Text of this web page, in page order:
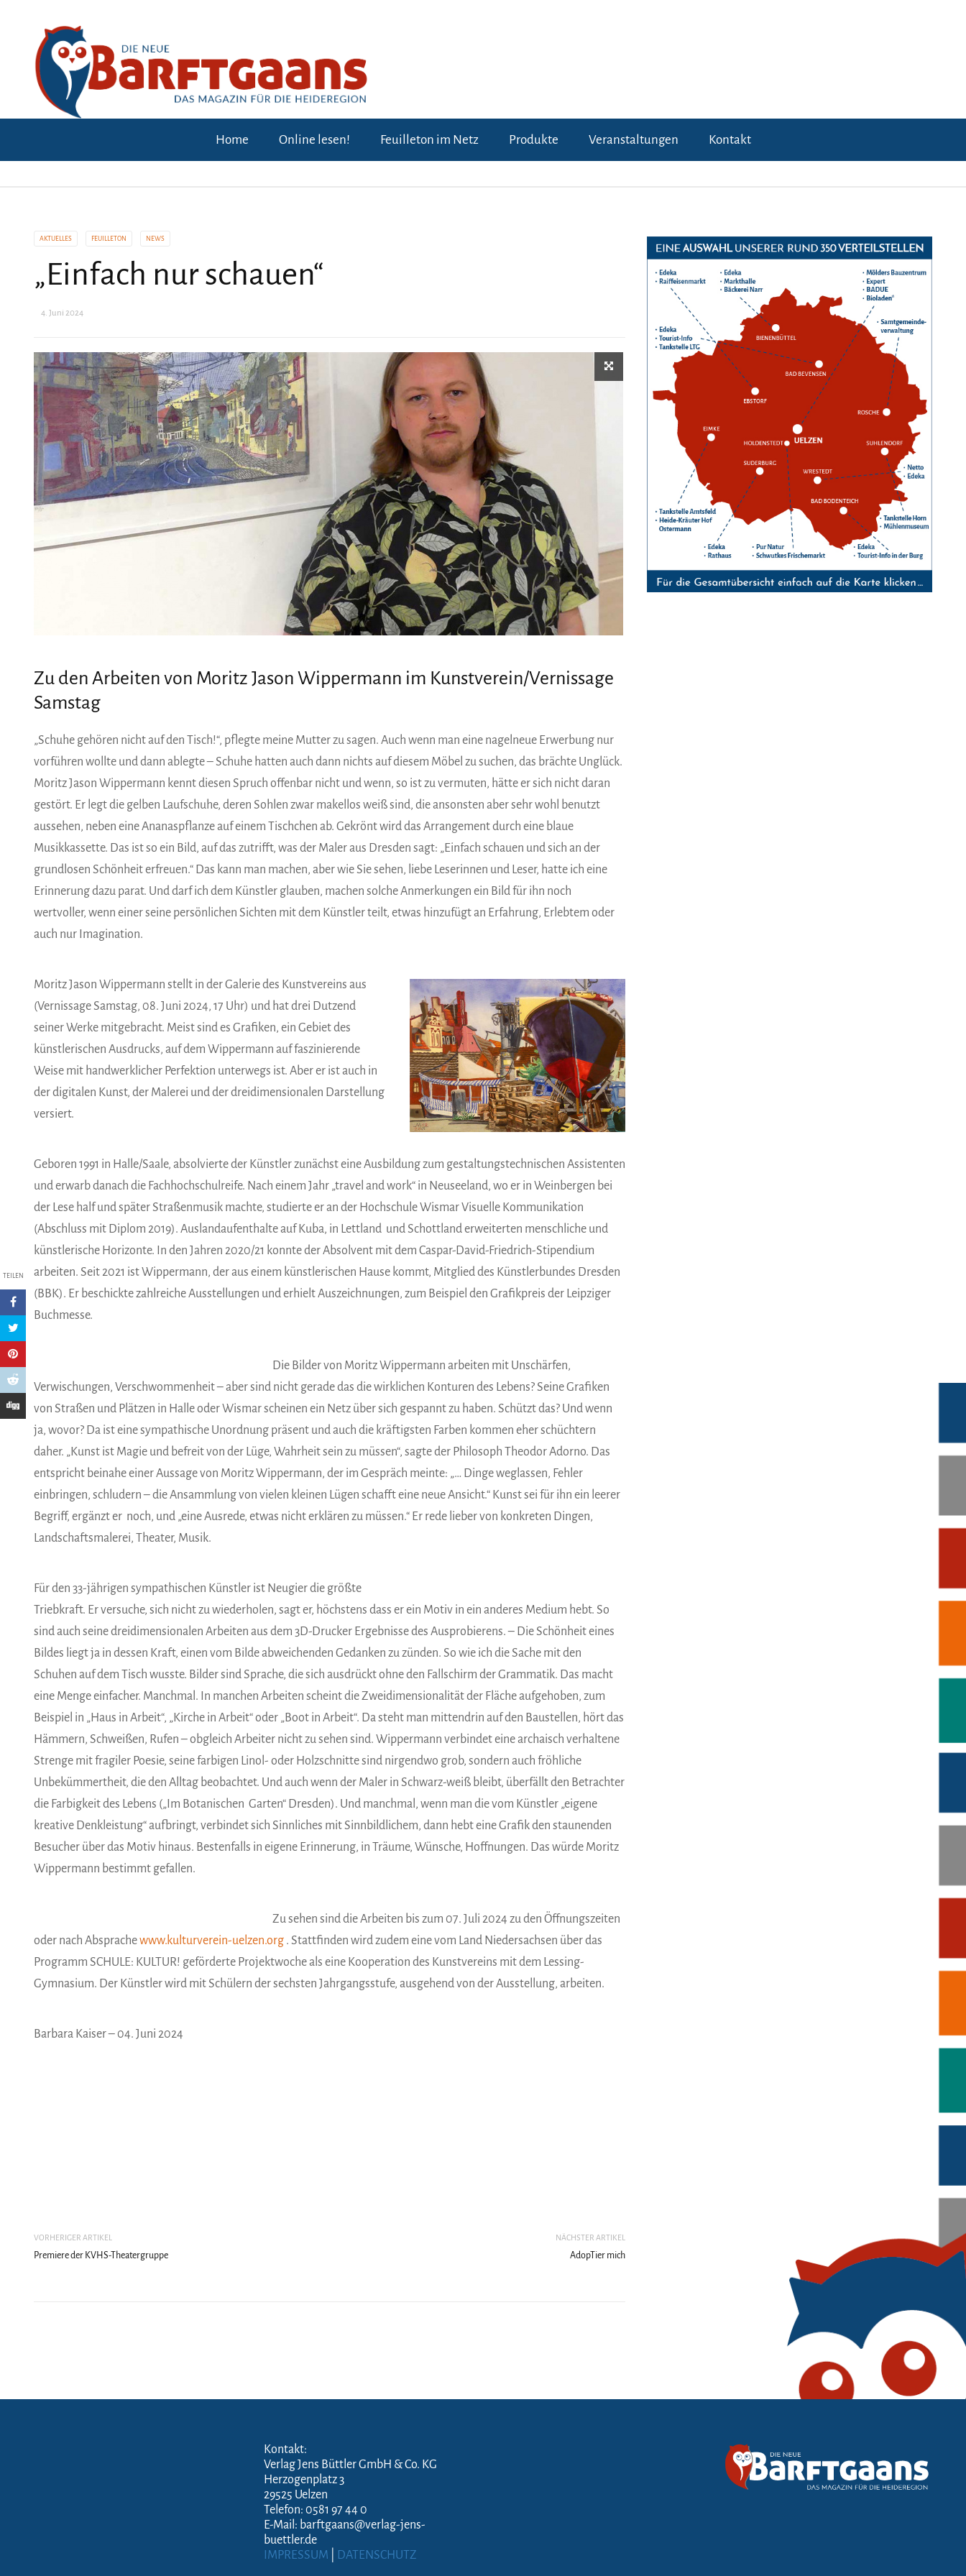
Home Online lesen! Feuilleton im Netz Produkte Veranstaltungen Kontakt
AKTUELLES FEUILLETON NEWS
„Einfach nur schauen“
4. Juni 2024
TEILEN
Zu den Arbeiten von Moritz Jason Wippermann im Kunstverein/Vernissage
Samstag
„Schuhe gehören nicht auf den Tisch!“, pflegte meine Mutter zu sagen. Auch wenn man eine nagelneue Erwerbung nur
vorführen wollte und dann ablegte – Schuhe hatten auch dann nichts auf diesem Möbel zu suchen, das brächte Unglück.
Moritz Jason Wippermann kennt diesen Spruch offenbar nicht und wenn, so ist zu vermuten, hätte er sich nicht daran
gestört. Er legt die gelben Laufschuhe, deren Sohlen zwar makellos weiß sind, die ansonsten aber sehr wohl benutzt
aussehen, neben eine Ananaspflanze auf einem Tischchen ab. Gekrönt wird das Arrangement durch eine blaue
Musikkassette. Das ist so ein Bild, auf das zutrifft, was der Maler aus Dresden sagt: „Einfach schauen und sich an der
grundlosen Schönheit erfreuen.“ Das kann man machen, aber wie Sie sehen, liebe Leserinnen und Leser, hatte ich eine
Erinnerung dazu parat. Und darf ich dem Künstler glauben, machen solche Anmerkungen ein Bild für ihn noch
wertvoller, wenn einer seine persönlichen Sichten mit dem Künstler teilt, etwas hinzufügt an Erfahrung, Erlebtem oder
auch nur Imagination.
Moritz Jason Wippermann stellt in der Galerie des Kunstvereins aus
(Vernissage Samstag, 08. Juni 2024, 17 Uhr) und hat drei Dutzend
seiner Werke mitgebracht. Meist sind es Grafiken, ein Gebiet des
künstlerischen Ausdrucks, auf dem Wippermann auf faszinierende
Weise mit handwerklicher Perfektion unterwegs ist. Aber er ist auch in
der digitalen Kunst, der Malerei und der dreidimensionalen Darstellung
versiert.
Geboren 1991 in Halle/Saale, absolvierte der Künstler zunächst eine Ausbildung zum gestaltungstechnischen Assistenten
und erwarb danach die Fachhochschulreife. Nach einem Jahr „travel and work“ in Neuseeland, wo er in Weinbergen bei
der Lese half und später Straßenmusik machte, studierte er an der Hochschule Wismar Visuelle Kommunikation
(Abschluss mit Diplom 2019). Auslandaufenthalte auf Kuba, in Lettland und Schottland erweiterten menschliche und
künstlerische Horizonte. In den Jahren 2020/21 konnte der Absolvent mit dem Caspar-David-Friedrich-Stipendium
arbeiten. Seit 2021 ist Wippermann, der aus einem künstlerischen Hause kommt, Mitglied des Künstlerbundes Dresden
(BBK). Er beschickte zahlreiche Ausstellungen und erhielt Auszeichnungen, zum Beispiel den Grafikpreis der Leipziger
Buchmesse.
Die Bilder von Moritz Wippermann arbeiten mit Unschärfen,
Verwischungen, Verschwommenheit – aber sind nicht gerade das die wirklichen Konturen des Lebens? Seine Grafiken
von Straßen und Plätzen in Halle oder Wismar scheinen ein Netz über sich gespannt zu haben. Schützt das? Und wenn
ja, wovor? Da ist eine sympathische Unordnung präsent und auch die kräftigsten Farben kommen eher schüchtern
daher. „Kunst ist Magie und befreit von der Lüge, Wahrheit sein zu müssen“, sagte der Philosoph Theodor Adorno. Das
entspricht beinahe einer Aussage von Moritz Wippermann, der im Gespräch meinte: „… Dinge weglassen, Fehler
einbringen, schludern – die Ansammlung von vielen kleinen Lügen schafft eine neue Ansicht.“ Kunst sei für ihn ein leerer
Begriff, ergänzt er noch, und „eine Ausrede, etwas nicht erklären zu müssen.“ Er rede lieber von konkreten Dingen,
Landschaftsmalerei, Theater, Musik.
Für den 33-jährigen sympathischen Künstler ist Neugier die größte
Triebkraft. Er versuche, sich nicht zu wiederholen, sagt er, höchstens dass er ein Motiv in ein anderes Medium hebt. So
sind auch seine dreidimensionalen Arbeiten aus dem 3D-Drucker Ergebnisse des Ausprobierens. – Die Schönheit eines
Bildes liegt ja in dessen Kraft, einen vom Bilde abweichenden Gedanken zu zünden. So wie ich die Sache mit den
Schuhen auf dem Tisch wusste. Bilder sind Sprache, die sich ausdrückt ohne den Fallschirm der Grammatik. Das macht
eine Menge einfacher. Manchmal. In manchen Arbeiten scheint die Zweidimensionalität der Fläche aufgehoben, zum
Beispiel in „Haus in Arbeit“, „Kirche in Arbeit“ oder „Boot in Arbeit“. Da steht man mittendrin auf den Baustellen, hört das
Hämmern, Schweißen, Rufen – obgleich Arbeiter nicht zu sehen sind. Wippermann verbindet eine archaisch verhaltene
Strenge mit fragiler Poesie, seine farbigen Linol- oder Holzschnitte sind nirgendwo grob, sondern auch fröhliche
Unbekümmertheit, die den Alltag beobachtet. Und auch wenn der Maler in Schwarz-weiß bleibt, überfällt den Betrachter
die Farbigkeit des Lebens („Im Botanischen Garten“ Dresden). Und manchmal, wenn man die vom Künstler „eigene
kreative Denkleistung“ aufbringt, verbindet sich Sinnliches mit Sinnbildlichem, dann hebt eine Grafik den staunenden
Besucher über das Motiv hinaus. Bestenfalls in eigene Erinnerung, in Träume, Wünsche, Hoffnungen. Das würde Moritz
Wippermann bestimmt gefallen.
Zu sehen sind die Arbeiten bis zum 07. Juli 2024 zu den Öffnungszeiten
oder nach Absprachewww.kulturverein-uelzen.org . Stattfinden wird zudem eine vom Land Niedersachsen über das
Programm SCHULE: KULTUR! geförderte Projektwoche als eine Kooperation des Kunstvereins mit dem Lessing-
Gymnasium. Der Künstler wird mit Schülern der sechsten Jahrgangsstufe, ausgehend von der Ausstellung, arbeiten.
Barbara Kaiser – 04. Juni 2024
VORHERIGER ARTIKEL
Premiere der KVHS-Theatergruppe
NÄCHSTER ARTIKEL
AdopTier mich
Kontakt:
Verlag Jens Büttler GmbH & Co. KG
Herzogenplatz 3
29525 Uelzen
Telefon: 0581 97 44 0
E-Mail: barftgaans@verlag-jens-
buettler.de
IMPRESSUM
DATENSCHUTZ